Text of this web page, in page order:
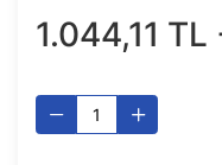
1.044,11 TL